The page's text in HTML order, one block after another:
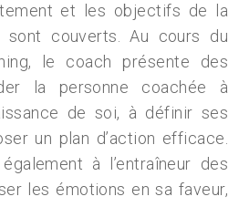
et les objectifs de la
sont couverts. Au cours du
le coach présente des
la personne coachée à
de soi, à définir ses
un plan d’action efficace.
à l’entraîneur des
les émotions en sa faveur,